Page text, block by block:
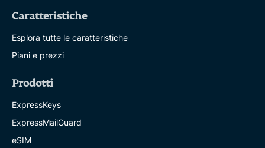
Caratteristiche
Esplora tutte le caratteristiche
Piani e prezzi
Prodotti
ExpressKeys
ExpressMailGuard
eSIM